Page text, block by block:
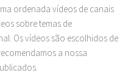
ordenada vídeos de canais
sobre temas de
Os vídeos são escolhidos de
a nossa